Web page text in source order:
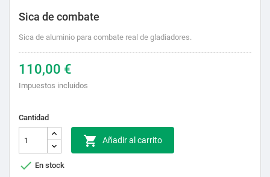
Sica de combate
Sica de aluminio para combate real de gladiadores.
110,00 €
Impuestos incluidos
Cantidad
 Añadir al carrito
 En stock